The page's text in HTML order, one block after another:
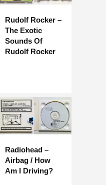
Rudolf Rocker –
The Exotic
Sounds Of
Rudolf Rocker
Radiohead –
Airbag / How
Am I Driving?